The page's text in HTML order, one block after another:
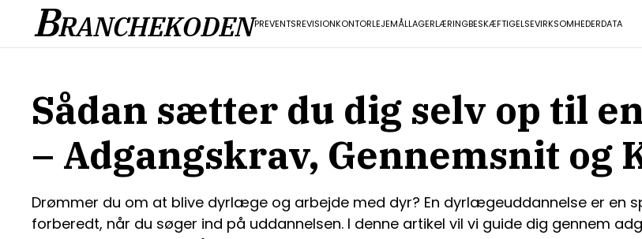
BRANCHEKODENPREVENTSREVISIONKONTORLEJEMÅLLAGERLÆRINGBESKÆFTIGELSEVIRKSOMHEDERDATA
Sådan sætter du dig selv op til
– Adgangskrav, Gennemsnit og
Drømmer du om at blive dyrlæge og arbejde med dyr? En dyrlægeuddannelse er
forberedt, når du søger ind på uddannelsen. I denne artikel vil vi guide dig gennem